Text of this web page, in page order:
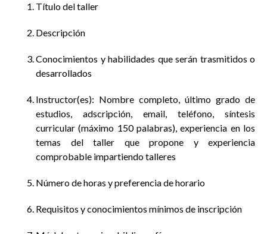
Título del taller
Descripción
Conocimientos y habilidades que serán trasmitidos o
desarrollados
Instructor(es): Nombre completo, último grado de
estudios, adscripción, email, teléfono, síntesis
curricular (máximo 150 palabras), experiencia en los
temas del taller que propone y experiencia
comprobable impartiendo talleres
Número de horas y preferencia de horario
Requisitos y conocimientos mínimos de inscripción